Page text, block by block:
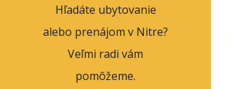
Hľadáte ubytovanie
alebo prenájom v Nitre?
Veľmi radi vám
pomôžeme.